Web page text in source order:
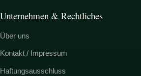
Unternehmen & Rechtliches
Über uns
Kontakt / Impressum
Haftungsausschluss